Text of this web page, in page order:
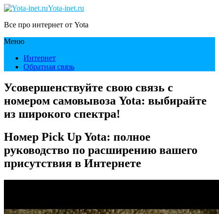
Yota-inet.ru
Все про интернет от Yota
Меню
Интернет
Обратная связь
Усовершенствуйте свою связь с
номером самовывоза Yota: выбирайте
из широкого спектра!
Номер Pick Up Yota: полное
руководство по расширению вашего
присутствия в Интернете